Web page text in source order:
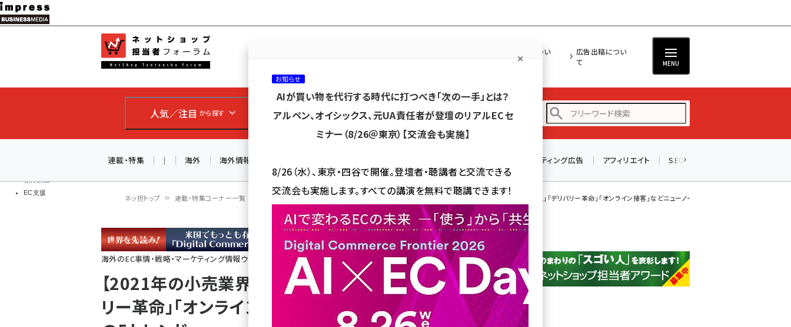
メ
イ
ン
ツ
移
教育講座
EC支援
ネッ担につい
広告出稿につい
て
MENU
人気／注目 から探す カテゴリ／種別 から探す セミナー／イベント から探す
yahoo (1900)
アスクル (1119)
base (1071)
連載・特集 | 海外 海外情報 リスティング広告 アフィリエイト SEO
パ
ン
く
ず
ネッ担トップ 連載・特集コーナー一覧 海外のEC事情・戦略・マーケティング情報ウォッチ 【2021年の小売業界予測】「実店舗のデポ化」「デリバリー革命」「オンライン接客」などニューノーマル時代の5トレンド
海外のEC事情・戦略・マーケティング情報ウォッチ
【2021年の小売業界予測】「実店舗のデポ化」「デリバ
リー革命」「オンライン接客」などニューノーマル時代
お知らせ
AIが買い物を代行する時代に打つべき「次の一手」とは？
アルペン、オイシックス、元UA責任者が登壇のリアルECセ
ミナー（8/26＠東京）【交流会も実施】
8/26（水）、東京・四谷で開催。登壇者・聴講者と交流できる
交流会も実施します。すべての講演を無料で聴講できます！